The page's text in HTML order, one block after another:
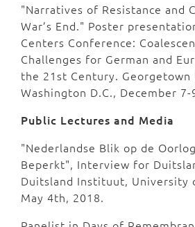
"Narratives of Resistance and
War’s End." Poster
Centers Conference:
Challenges for German and
the 21st Century. Georgetown
Washington D.C., December
Public Lectures and Media
"Nederlandse Blik op de
Beperkt", Interview for
Duitsland Instituut, University
May 4th, 2018.